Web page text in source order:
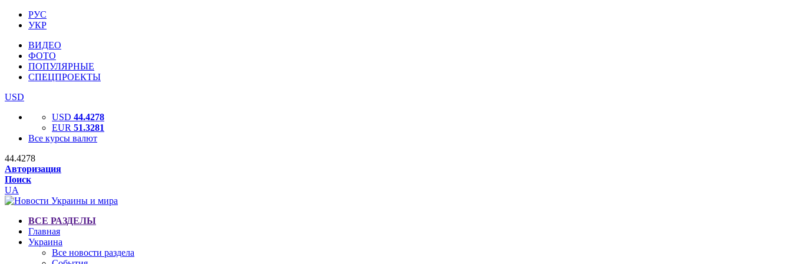
РУС
УКР
ВИДЕО
ФОТО
ПОПУЛЯРНЫЕ
СПЕЦПРОЕКТЫ
USD
USD 44.4278
EUR 51.3281
Все курсы валют
44.4278
Авторизация
Поиск
UA
ВСЕ РАЗДЕЛЫ
Главная
Украина
Все новости раздела